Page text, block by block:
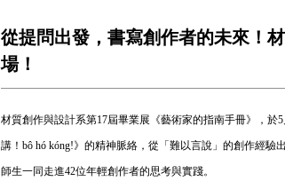
從提問出發，書寫創作者的未來！
場！
材質創作與設計系第17屆畢業展《藝術家的指南手冊》，於
講！bô hó kóng!》的精神脈絡，從「難以言說」的創作經
師生一同走進42位年輕創作者的思考與實踐。